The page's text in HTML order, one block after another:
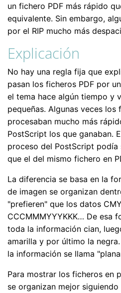
un fichero PDF más rápido
equivalente. Sin embargo,
por el RIP mucho más
Explicación
No hay una regla fija que
pasan los ficheros PDF por
el tema hace algún tiempo y
pequeñas. Algunas veces los
procesaban mucho más
PostScript los que ganaban.
proceso del PostScript podía
que el del mismo fichero en
La diferencia se basa en la
de imagen se organizan
"prefieren" que los datos
CCCMMMYYYKKK… De esa
toda la información cian,
amarilla y por último la
la información se llama
Para mostrar los ficheros en
se organizan mejor